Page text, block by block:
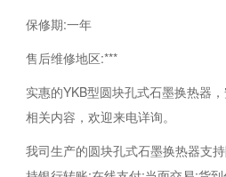
保修期:一年
售后维修地区:***
实惠的YKB型圆块孔式石墨换热器
相关内容，欢迎来电详询。
我司生产的圆块孔式石墨换热器支